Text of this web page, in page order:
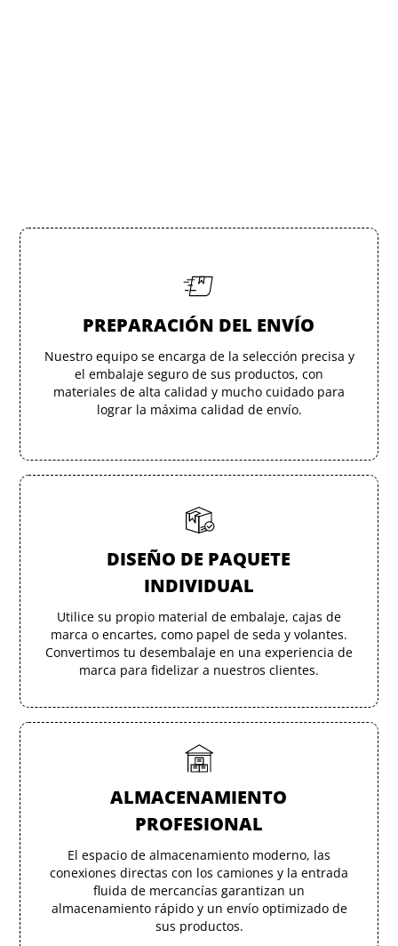
PREPARACIÓN DEL ENVÍO
Nuestro equipo se encarga de la selección precisa y
el embalaje seguro de sus productos, con
materiales de alta calidad y mucho cuidado para
lograr la máxima calidad de envío.
DISEÑO DE PAQUETE
INDIVIDUAL
Utilice su propio material de embalaje, cajas de
marca o encartes, como papel de seda y volantes.
Convertimos tu desembalaje en una experiencia de
marca para fidelizar a nuestros clientes.
ALMACENAMIENTO
PROFESIONAL
El espacio de almacenamiento moderno, las
conexiones directas con los camiones y la entrada
fluida de mercancías garantizan un
almacenamiento rápido y un envío optimizado de
sus productos.